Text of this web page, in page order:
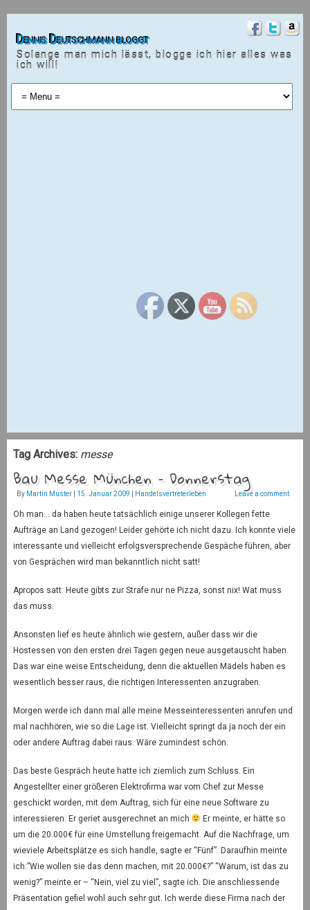
Dennis Deutschmann bloggt
Solange man mich lässt, blogge ich hier alles was
ich will!
Tag Archives: messe
Bau Messe München – Donnerstag
By Martin Muster 15. Januar 2009 Handelsvertreterleben Leave a comment
Oh man… da haben heute tatsächlich einige unserer Kollegen fette
Aufträge an Land gezogen! Leider gehörte ich nicht dazu. Ich konnte viele
interessante und vielleicht erfolgsversprechende Gespäche führen, aber
von Gesprächen wird man bekanntlich nicht satt!
Apropos satt: Heute gibts zur Strafe nur ne Pizza, sonst nix! Wat muss
das muss.
Ansonsten lief es heute ähnlich wie gestern, außer dass wir die
Hostessen von den ersten drei Tagen gegen neue ausgetauscht haben.
Das war eine weise Entscheidung, denn die aktuellen Mädels haben es
wesentlich besser raus, die richtigen Interessenten anzugraben.
Morgen werde ich dann mal alle meine Messeinteressenten anrufen und
mal nachhören, wie so die Lage ist. Vielleicht springt da ja noch der ein
oder andere Auftrag dabei raus. Wäre zumindest schön.
Das beste Gespräch heute hatte ich ziemlich zum Schluss. Ein
Angestellter einer größeren Elektrofirma war vom Chef zur Messe
geschickt worden, mit dem Auftrag, sich für eine neue Software zu
interessieren. Er geriet ausgerechnet an mich
Er meinte, er hätte so
um die 20.000€ für eine Umstellung freigemacht. Auf die Nachfrage, um
wieviele Arbeitsplätze es sich handle, sagte er “Fünf”. Daraufhin meinte
ich:”Wie wollen sie das denn machen, mit 20.000€?” “Warum, ist das zu
wenig?” meinte er – “Nein, viel zu viel”, sagte ich. Die anschliessende
Präsentation gefiel wohl auch sehr gut. Ich werde diese Firma nach der